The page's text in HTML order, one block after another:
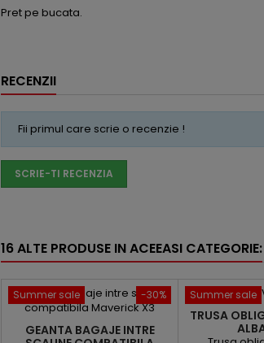
Pret pe bucata.
RECENZII
Fii primul care scrie o recenzie !
SCRIE-TI RECENZIA
16 ALTE PRODUSE IN ACEEASI CATEGORIE:
-30%
Summer sale
GEANTA BAGAJE INTRE
Summer sale
TRUSA